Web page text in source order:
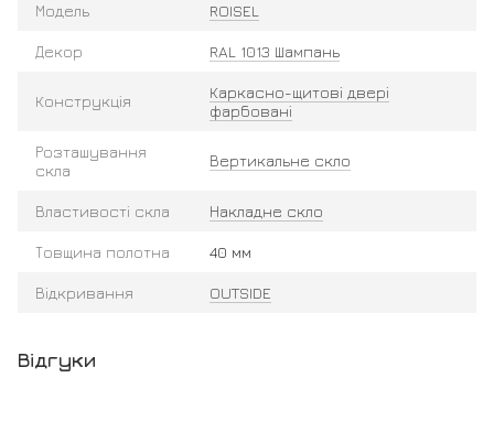
Модель ROISEL
Декор RAL 1013 Шампань
Конструкція
Каркасно-щитові двері
фарбовані
Розташування
скла
Вертикальне скло
Властивості скла Накладне скло
Товщина полотна 40 мм
Відкривання OUTSIDE
Відгуки